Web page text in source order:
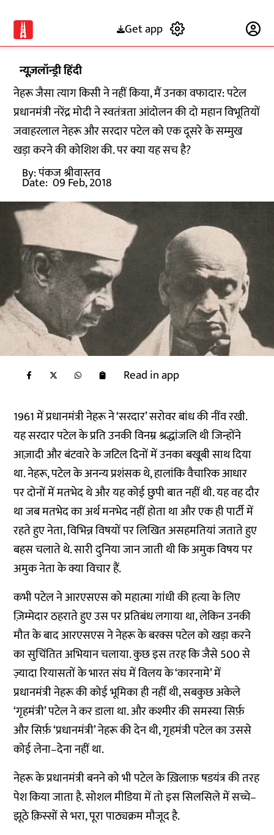
Get app
न्यूज़लॉन्ड्री हिंदी
नेहरू जैसा त्याग किसी ने नहीं किया, मैं उनका वफादार: पटेल
प्रधानमंत्री नरेंद्र मोदी ने स्वतंत्रता आंदोलन की दो महान विभूतियों
जवाहरलाल नेहरू और सरदार पटेल को एक दूसरे के सम्मुख
खड़ा करने की कोशिश की. पर क्या यह सच है?
By:पंकज श्रीवास्तव
Date: 09 Feb, 2018
Read in app
1961मेंप्रधानमंत्रीनेहरूने‘सरदार’सरोवरबांधकीनींवरखी.
यहसरदारपटेलकेप्रतिउनकीविनम्रश्रद्धांजलिथीजिन्होंने
आज़ादीऔरबंटवारेकेजटिलदिनोंमेंउनकाबखूबीसाथदिया
था.नेहरू,पटेलकेअनन्यप्रशंसकथे,हालांकिवैचारिकआधार
परदोनोंमेंमतभेदथेऔरयहकोईछुपीबातनहींथी.यहवहदौर
थाजबमतभेदकाअर्थमनभेदनहींहोताथाऔरएकहीपार्टीमें
रहतेहुएनेता,विभिन्नविषयोंपरलिखितअसहमतियांजतातेहुए
बहसचलातेथे.सारीदुनियाजानजातीथीकिअमुकविषयपर
अमुकनेताकेक्याविचारहैं.
कभीपटेलनेआरएसएसकोमहात्मागांधीकीहत्याकेलिए
ज़िम्मेदारठहरातेहुएउसपरप्रतिबंधलगायाथा,लेकिनउनकी
मौतकेबादआरएसएसनेनेहरूकेबरक्सपटेलकोखड़ाकरने
कासुचिंतितअभियानचलाया.कुछइसतरहकिजैसे500से
ज़्यादारियासतोंकेभारतसंघमेंविलयके‘कारनामे’में
प्रधानमंत्रीनेहरूकीकोईभूमिकाहीनहींथी,सबकुछअकेले
‘गृहमंत्री’पटेलनेकरडालाथा.औरकश्मीरकीसमस्यासिर्फ़
औरसिर्फ़‘प्रधानमंत्री’नेहरूकीदेनथी,गृहमंत्रीपटेलकाउससे
कोईलेना–देनानहींथा.
नेहरूकेप्रधानमंत्रीबननेकोभीपटेलकेख़िलाफ़षडयंत्रकीतरह
पेशकियाजाताहै.सोशलमीडियामेंतोइससिलसिलेमेंसच्चे–
झूठेक़िस्सोंसेभरा,पूरापाठ्यक्रममौजूदहै.